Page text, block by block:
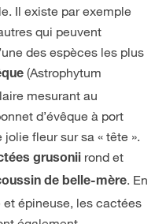
Il existe par exemple
qui peuvent
des espèces les plus
(Astrophytum
mesurant au
d’évêque à port
fleur sur sa « tête ».
grusonii rond et
de belle-mère. En
épineuse, les cactées